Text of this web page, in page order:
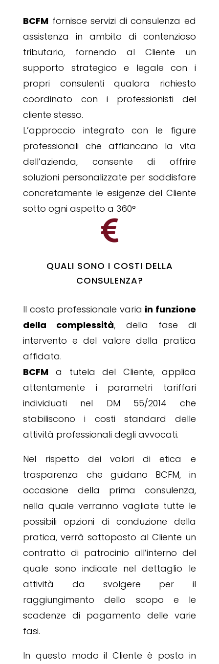
BCFM fornisce servizi di consulenza ed
assistenza in ambito di contenzioso
tributario, fornendo al Cliente un
supporto strategico e legale con i
propri consulenti qualora richiesto
coordinato con i professionisti del
cliente stesso.
L’approccio integrato con le figure
professionali che affiancano la vita
dell’azienda, consente di offrire
soluzioni personalizzate per soddisfare
concretamente le esigenze del Cliente
sotto ogni aspetto a 360°

QUALI SONO I COSTI DELLA
CONSULENZA?
Il costo professionale varia in funzione
della complessità, della fase di
intervento e del valore della pratica
affidata.
BCFM a tutela del Cliente, applica
attentamente i parametri tariffari
individuati nel DM 55/2014 che
stabiliscono i costi standard delle
attività professionali degli avvocati.
Nel rispetto dei valori di etica e
trasparenza che guidano BCFM, in
occasione della prima consulenza,
nella quale verranno vagliate tutte le
possibili opzioni di conduzione della
pratica, verrà sottoposto al Cliente un
contratto di patrocinio all’interno del
quale sono indicate nel dettaglio le
attività da svolgere per il
raggiungimento dello scopo e le
scadenze di pagamento delle varie
fasi.
In questo modo il Cliente è posto in